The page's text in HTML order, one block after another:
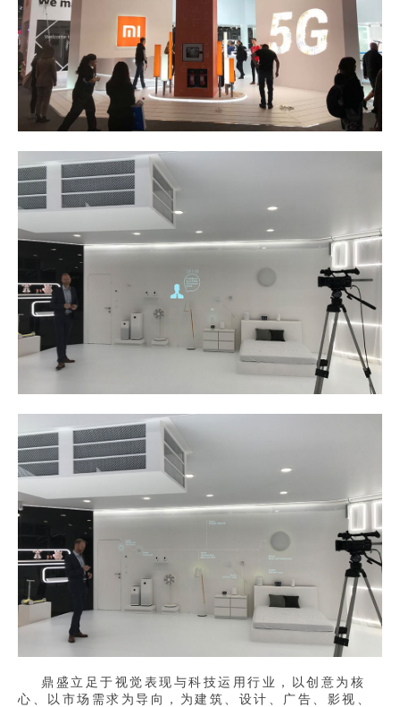
鼎盛立足于视觉表现与科技运用行业，以创意为核
心、以市场需求为导向，为建筑、设计、广告、影视、